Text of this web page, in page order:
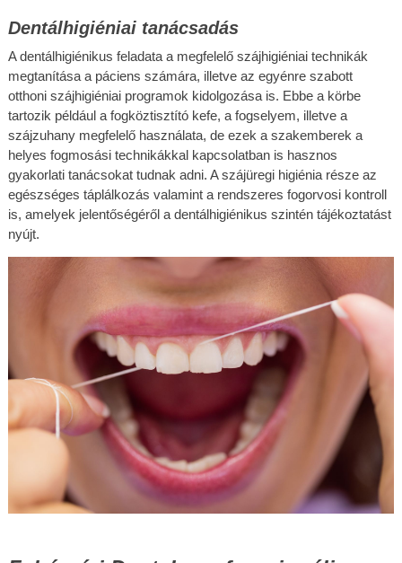
Dentálhigiéniai tanácsadás
A dentálhigiénikus feladata a megfelelő szájhigiéniai technikák
megtanítása a páciens számára, illetve az egyénre szabott
otthoni szájhigiéniai programok kidolgozása is. Ebbe a körbe
tartozik például a fogköztisztító kefe, a fogselyem, illetve a
szájzuhany megfelelő használata, de ezek a szakemberek a
helyes fogmosási technikákkal kapcsolatban is hasznos
gyakorlati tanácsokat tudnak adni. A szájüregi higiénia része az
egészséges táplálkozás valamint a rendszeres fogorvosi kontroll
is, amelyek jelentőségéről a dentálhigiénikus szintén tájékoztatást
nyújt.